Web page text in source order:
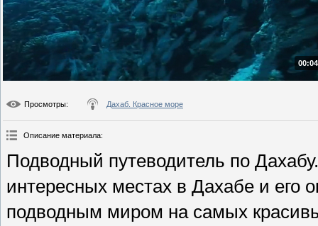
Просмотры: Дахаб. Красное море
Описание материала:
Подводный путеводитель по
интересных местах в Дахабе и его
подводным миром на самых